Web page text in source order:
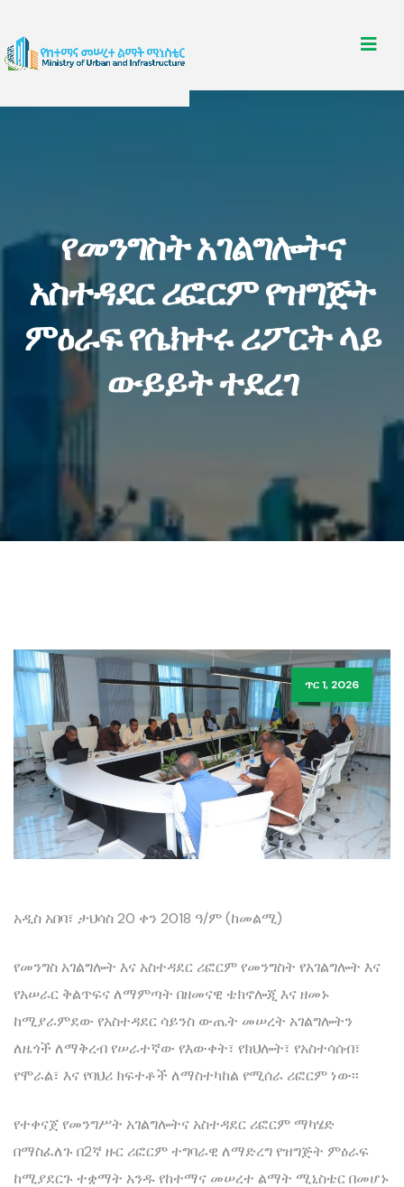
የመንግስት አገልግሎትና
አስተዳደር ሪፎርም የዝግጅት
ምዕራፍ የሴክተሩ ሪፖርት ላይ
ውይይት ተደረገ
ጥር 1, 2026
አዲስ አበባ፣ ታህሳስ 20 ቀን 2018 ዓ/ም (ከመልሚ)
የመንግስ አገልግሎት እና አስተዳደር ሪፎርም የመንግስት የአገልግሎት እና
የአሠራር ቅልጥፍና ለማምጣት በዘመናዊ ቴክኖሎጂ እና ዘመኑ
ከሚያራምደው የአስተዳደር ሳይንስ ውጤት መሠረት አገልግሎትን
ለዜጎች ለማቅረብ የሠራተኛው የእውቀት፣ የክህሎት፣ የአስተሳሰብ፣
የሞራል፣ እና የባህሪ ክፍተቶች ለማስተካከል የሚሰራ ሪፎርም ነው፡፡
የተቀናጀ የመንግሥት አገልግሎትና አስተዳደር ሪፎርም ማካሄድ
በማስፈለጉ በ2ኛ ዙር ሪፎርም ተግባራዊ ለማድረግ የዝግጅት ምዕራፍ
ከሚያደርጉ ተቋማት አንዱ የከተማና መሠረተ ልማት ሚኒስቴር በመሆኑ